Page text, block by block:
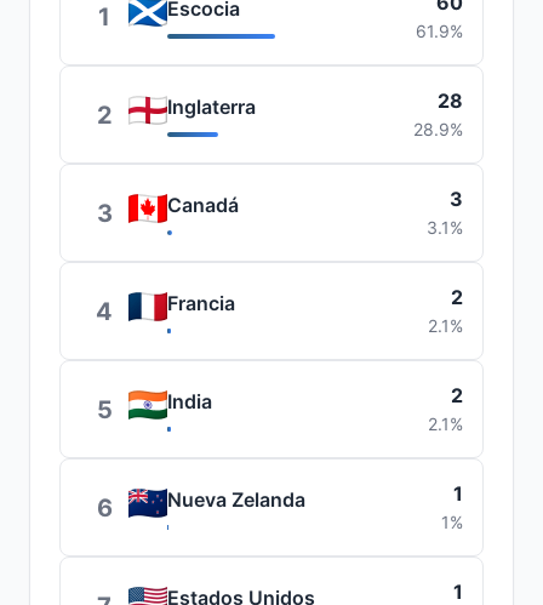
1 Escocia
61.9%
2 Inglaterra 28
28.9%
3 Canadá 3
3.1%
4 Francia 2
2.1%
5 India 2
2.1%
6 Nueva Zelanda 1
1%
Estados Unidos 1